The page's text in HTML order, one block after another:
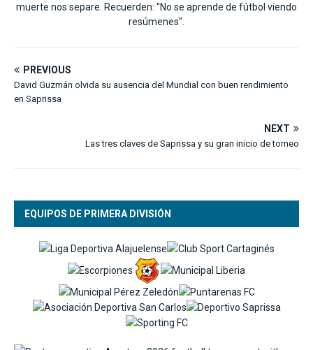
muerte nos separe. Recuerden: "No se aprende de fútbol viendo
resúmenes".
PREVIOUS
David Guzmán olvida su ausencia del Mundial con buen rendimiento
en Saprissa
NEXT
Las tres claves de Saprissa y su gran inicio de torneo
EQUIPOS DE PRIMERA DIVISIÓN